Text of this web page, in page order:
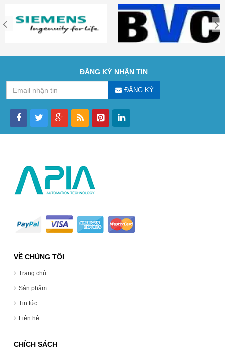
ĐĂNG KÝ NHẬN TIN
ĐĂNG KÝ
VỀ CHÚNG TÔI
Trang chủ
Sản phẩm
Tin tức
Liên hệ
CHÍCH SÁCH